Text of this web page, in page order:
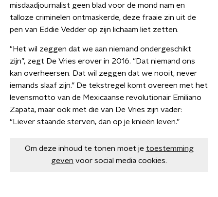
misdaadjournalist geen blad voor de mond nam en
talloze criminelen ontmaskerde, deze fraaie zin uit de
pen van Eddie Vedder op zijn lichaam liet zetten.
"Het wil zeggen dat we aan niemand ondergeschikt
zijn”, zegt De Vries erover in 2016. “Dat niemand ons
kan overheersen. Dat wil zeggen dat we nooit, never
iemands slaaf zijn.” De tekstregel komt overeen met het
levensmotto van de Mexicaanse revolutionair Emiliano
Zapata, maar ook met die van De Vries zijn vader:
“Liever staande sterven, dan op je knieën leven.”
Om deze inhoud te tonen moet je toestemming
geven voor social media cookies.